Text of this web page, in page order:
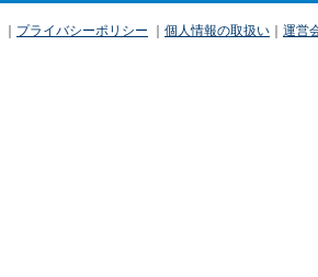
｜ プライバシーポリシー ｜ 個人情報の取扱い ｜ 運営